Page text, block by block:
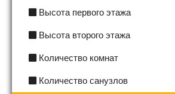
Высота первого этажа
Высота второго этажа
Количество комнат
Количество санузлов